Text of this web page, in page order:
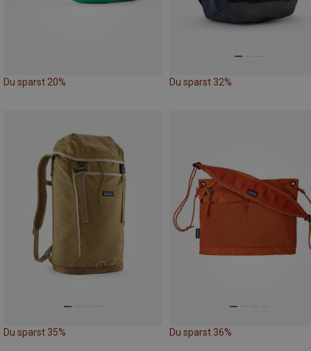
Du sparst 20% Du sparst 32%
Du sparst 35% Du sparst 36%